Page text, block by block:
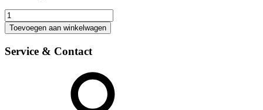
Weerstandsband
zwart
(medium)
aantal
Toevoegen aan winkelwagen
Service & Contact